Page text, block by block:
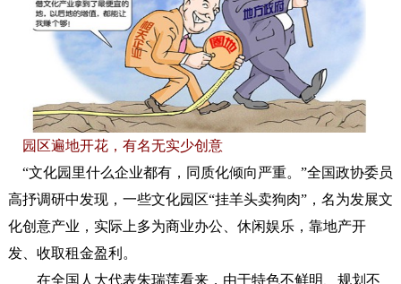
园区遍地开花，有名无实少创意
“文化园里什么企业都有，同质化倾向严重。”全国政协委员
高抒调研中发现，一些文化园区“挂羊头卖狗肉”，名为发展文
化创意产业，实际上多为商业办公、休闲娱乐，靠地产开
发、收取租金盈利。
在全国人大代表朱瑞莲看来，由于特色不鲜明、规划不